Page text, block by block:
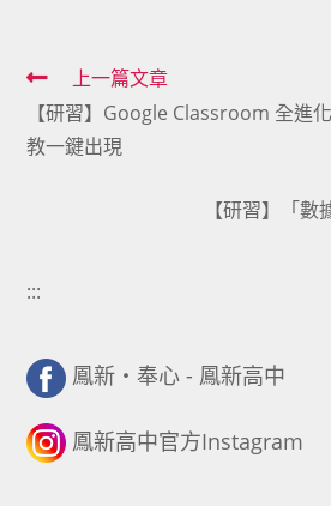
Read
more
articles
上一篇文章
【研習】Google Classroom 全進
教一鍵出現
【研習】「
:::
鳳新・奉心 - 鳳新高中
鳳新高中官方Instagram